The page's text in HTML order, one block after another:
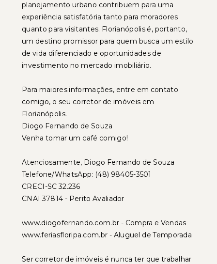
planejamento urbano contribuem para uma
experiência satisfatória tanto para moradores
quanto para visitantes. Florianópolis é, portanto,
um destino promissor para quem busca um estilo
de vida diferenciado e oportunidades de
investimento no mercado imobiliário.
Para maiores informações, entre em contato
comigo, o seu corretor de imóveis em
Florianópolis.
Diogo Fernando de Souza
Venha tomar um café comigo!
Atenciosamente, Diogo Fernando de Souza
Telefone/WhatsApp: (48) 98405-3501
CRECI-SC 32.236
CNAI 37814 - Perito Avaliador
www.diogofernando.com.br - Compra e Vendas
www.feriasfloripa.com.br - Aluguel de Temporada
Ser corretor de imóveis é nunca ter que trabalhar